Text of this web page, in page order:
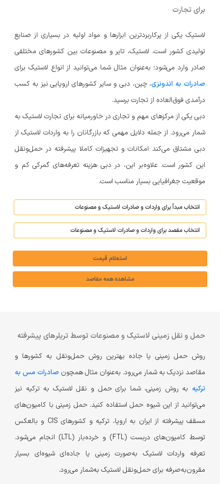
برای تجارت
لاستیک یکی از پر‌کاربردترین ابزارها و مواد اولیه در بسیاری از صنایع
تولیدی کشور است. لاستیک، تایر و مصنوعات بین کشورهای مختلفی
صادر وارد می‌شود؛ به‌عنوان مثال شما می‌توانید از انواع لاستیک برای
صادرات به اندونزی، چین، دبی و سایر کشورهای اروپایی نیز به کسب
درآمدی فوق‌العاده از تجارت برسید.
دبی یکی از مرکزهای مهم و تجاری در خاورمیانه برای تجارت لاستیک به
شمار می‌رود. از جمله دلایل مهمی که بازرگانان را به واردات لاستیک از
دبی مشتاق می‌کند امکانات و تجهیزات کاملا پیشرفته در حمل‌و‌نقل
این کشور است. علاوه‌بر این، در دبی هزینه تعرفه‌های گمرکی کم و
موقعیت جغرافیایی بسیار مناسب است.
استعلام قیمت
مشاهده همه مقاصد
حمل و نقل زمینی لاستیک و مصنوعات توسط تریلرهای پیشرفته
روش حمل زمینی یا جاده بهترین روش حمل‌ونقل به کشور‌ها و
مقاصد نزدیک به شمار می‌رود. به‌عنوان مثال همچون صادرات مس به
ترکیه به روش زمینی، شما برای حمل و نقل لاستیک به ترکیه نیز
می‌توانید از این شیوه حمل استفاده کنید. حمل زمینی با کامیون‌های
مسقف پیشرفته از ایران به اروپا،‌ ترکیه و کشورهای CIS و بالعکس
توسط کامیون‌های دربست (FTL) و خرده‌بار (LTL) انجام می‌شود.
تعرفه واردات لاستیک به‌صورت زمینی یا جاده‌ای شیوه‌ای بسیار
مقرون‌به‌صرفه برای حمل‌ونقل لاستیک به‌شمار می‌رود.